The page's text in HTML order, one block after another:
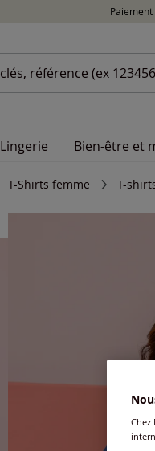
Paiement
Lingerie Bien-être et
T-Shirts femme T-
Chez